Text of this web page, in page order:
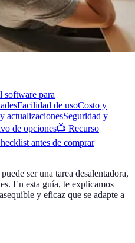
software para
Facilidad de usoCosto y
actualizacionesSeguridad y
de opciones📺 Recurso
antes de comprar
ser una tarea desalentadora,
En esta guía, te explicamos
y eficaz que se adapte a